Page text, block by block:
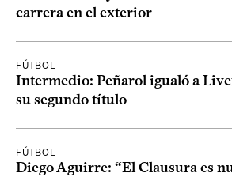
carrera en el exterior
FÚTBOL
Intermedio: Peñarol igualó a
su segundo título
FÚTBOL
Diego Aguirre: “El Clausura es